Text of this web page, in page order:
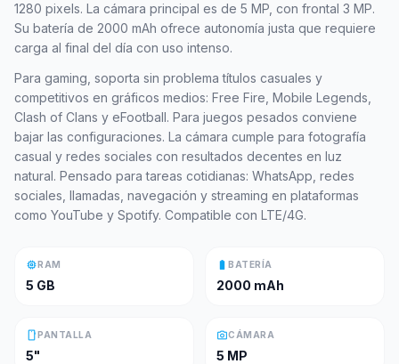
1280 pixels. La cámara principal es de 5 MP, con frontal 3 MP.
Su batería de 2000 mAh ofrece autonomía justa que requiere
carga al final del día con uso intenso.
Para gaming, soporta sin problema títulos casuales y
competitivos en gráficos medios: Free Fire, Mobile Legends,
Clash of Clans y eFootball. Para juegos pesados conviene
bajar las configuraciones. La cámara cumple para fotografía
casual y redes sociales con resultados decentes en luz
natural. Pensado para tareas cotidianas: WhatsApp, redes
sociales, llamadas, navegación y streaming en plataformas
como YouTube y Spotify. Compatible con LTE/4G.
memoryRAM
5 GB
battery_full BATERÍA
2000 mAh
smartphonePANTALLA
5"
photo_cameraCÁMARA
5 MP